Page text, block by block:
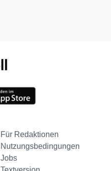
Für Redaktionen
Nutzungsbedingungen
Jobs